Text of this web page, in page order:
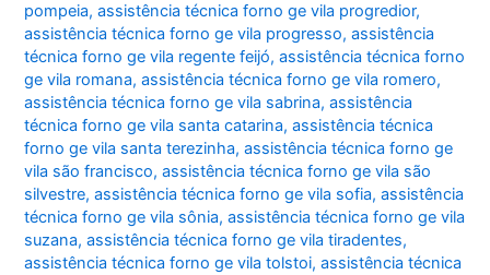
pompeia,assistência técnica forno ge vila progredior,
assistência técnica forno ge vila progresso,assistência
técnica forno ge vila regente feijó,assistência técnica forno
ge vila romana,assistência técnica forno ge vila romero,
assistência técnica forno ge vila sabrina,assistência
técnica forno ge vila santa catarina,assistência técnica
forno ge vila santa terezinha,assistência técnica forno ge
vila são francisco,assistência técnica forno ge vila são
silvestre,assistência técnica forno ge vila sofia,assistência
técnica forno ge vila sônia,assistência técnica forno ge vila
suzana,assistência técnica forno ge vila tiradentes,
assistência técnica forno ge vila tolstoi,assistência técnica